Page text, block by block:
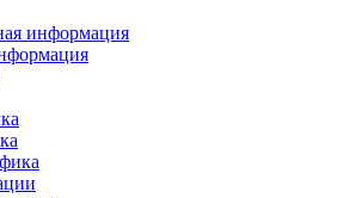
информация